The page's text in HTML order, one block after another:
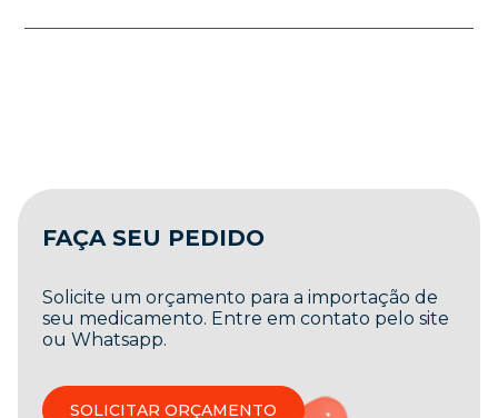
FAÇA SEU PEDIDO
Solicite um orçamento para a importação de
seu medicamento. Entre em contato pelo site
ou Whatsapp.
SOLICITAR ORÇAMENTO